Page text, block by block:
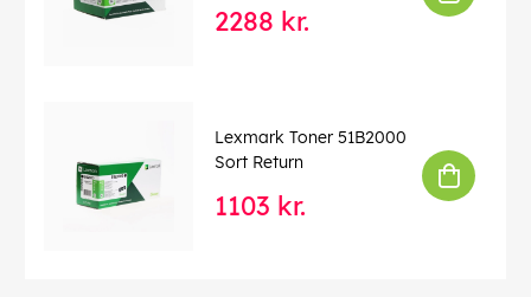
2288 kr.
Lexmark Toner 51B2000
Sort Return
1103 kr.